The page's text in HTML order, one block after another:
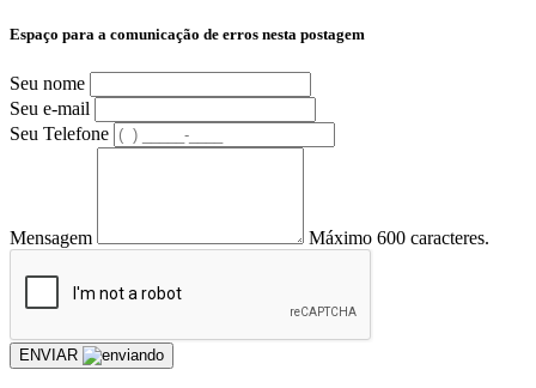
Espaço para a comunicação de erros nesta postagem
Seu nome
Seu e-mail
Seu Telefone
Mensagem Máximo 600 caracteres.
ENVIAR